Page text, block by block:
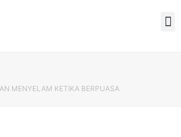
MENYELAM KETIKA BERPUASA